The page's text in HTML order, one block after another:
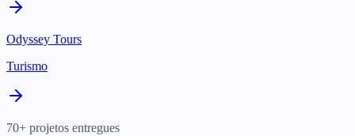
Odyssey Tours
Turismo
70+ projetos entregues